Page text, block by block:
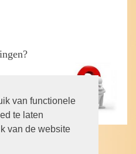
van functionele
te laten
van de website